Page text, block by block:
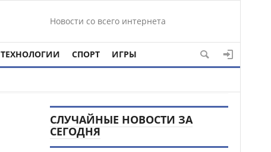
Новости со всего интернета
ТЕХНОЛОГИИ СПОРТ ИГРЫ
СЛУЧАЙНЫЕ НОВОСТИ ЗА
СЕГОДНЯ